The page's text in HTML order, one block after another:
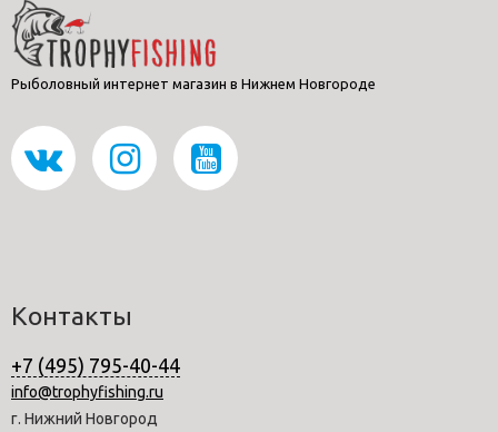
Рыболовный интернет магазин в Нижнем Новгороде
Контакты
+7 (495) 795-40-44
info@trophyfishing.ru
г. Нижний Новгород